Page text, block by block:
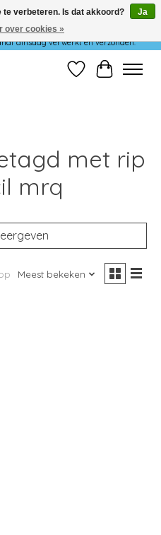
die in het weekend of op
dinsdag verwerkt en verzonden.
Verlanglijst
met rip
mrq
Meest bekeken
te verbeteren. Is dat akkoord?
Ja
over cookies »